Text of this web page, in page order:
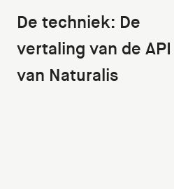
De techniek: De
vertaling van de API
van Naturalis